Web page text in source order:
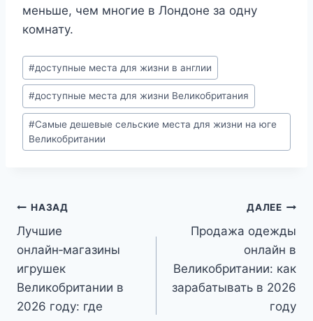
меньше, чем многие в Лондоне за одну
комнату.
Метки
записи:
#доступные места для жизни в англии
#доступные места для жизни Великобритания
#Самые дешевые сельские места для жизни на юге
Великобритании
Навигация
по
записям
НАЗАД
Лучшие
онлайн‑магазины
игрушек
Великобритании в
2026 году: где
ДАЛЕЕ
Продажа одежды
онлайн в
Великобритании: как
зарабатывать в 2026
году